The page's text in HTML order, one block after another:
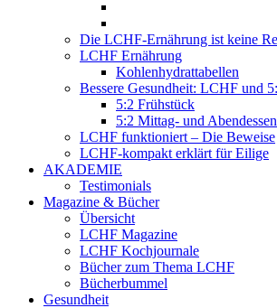
Die LCHF-Ernährung ist keine
LCHF Ernährung
Kohlenhydrattabellen
Bessere Gesundheit: LCHF und
5:2 Frühstück
5:2 Mittag- und Abendessen
LCHF funktioniert – Die Beweise
LCHF-kompakt erklärt für Eilige
AKADEMIE
Testimonials
Magazine & Bücher
Übersicht
LCHF Magazine
LCHF Kochjournale
Bücher zum Thema LCHF
Bücherbummel
Gesundheit